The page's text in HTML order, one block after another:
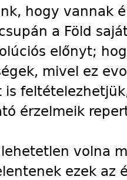
hogy vannak
a Föld
előnyt;
mivel ez
is
érzelmeik
volna
ezek az